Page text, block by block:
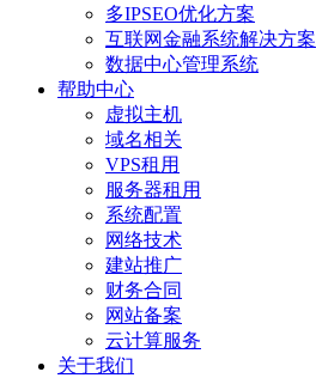
多IPSEO优化方案
互联网金融系统解决方案
数据中心管理系统
帮助中心
虚拟主机
域名相关
VPS租用
服务器租用
系统配置
网络技术
建站推广
财务合同
网站备案
云计算服务
关于我们